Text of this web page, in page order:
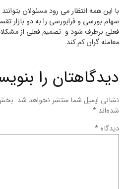
با این همه انتظار می رود مسئولان
سهام بورسی و فرابورسی را به دو بازار
فعلی برطرف شود و تصمیم فعلی از
معامله گران کم کند.
دیدگاهتان را
نشانی ایمیل شما منتشر نخواهد شد.
شده‌اند *
دیدگاه *